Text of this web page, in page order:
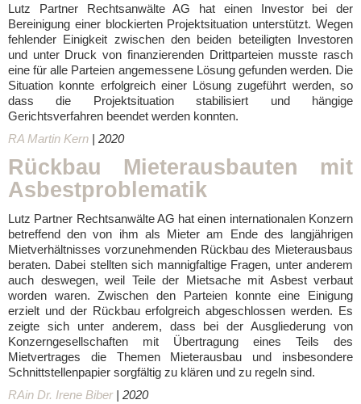
Lutz Partner Rechtsanwälte AG hat einen Investor bei der
Bereinigung einer blockierten Projektsituation unterstützt. Wegen
fehlender Einigkeit zwischen den beiden beteiligten Investoren
und unter Druck von finanzierenden Drittparteien musste rasch
eine für alle Parteien angemessene Lösung gefunden werden. Die
Situation konnte erfolgreich einer Lösung zugeführt werden, so
dass die Projektsituation stabilisiert und hängige
Gerichtsverfahren beendet werden konnten.
RA Martin Kern | 2020
Rückbau Mieterausbauten mit
Asbestproblematik
Lutz Partner Rechtsanwälte AG hat einen internationalen Konzern
betreffend den von ihm als Mieter am Ende des langjährigen
Mietverhältnisses vorzunehmenden Rückbau des Mieterausbaus
beraten. Dabei stellten sich mannigfaltige Fragen, unter anderem
auch deswegen, weil Teile der Mietsache mit Asbest verbaut
worden waren. Zwischen den Parteien konnte eine Einigung
erzielt und der Rückbau erfolgreich abgeschlossen werden. Es
zeigte sich unter anderem, dass bei der Ausgliederung von
Konzerngesellschaften mit Übertragung eines Teils des
Mietvertrages die Themen Mieterausbau und insbesondere
Schnittstellenpapier sorgfältig zu klären und zu regeln sind.
RAin Dr. Irene Biber| 2020